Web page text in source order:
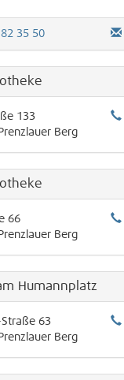
35 50
133
Prenzlauer Berg
66
Prenzlauer Berg
Humannplatz
Straße 63
Prenzlauer Berg